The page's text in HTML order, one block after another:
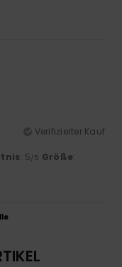
Verifizierter Kauf
: 5/5 Größe: